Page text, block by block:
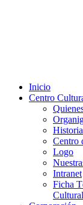
Inicio
Centro
Historia
Centro
Logo
Intranet
Ficha
Cultural